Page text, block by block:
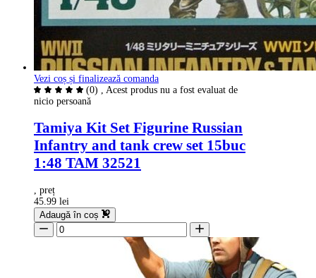
Vezi coș și finalizează comanda
(0)
, Acest produs nu a fost evaluat de
nicio persoană
Tamiya Kit Set Figurine Russian
Infantry and tank crew set 15buc
1:48 TAM 32521
, preț
45.99 lei
Adaugă în coș